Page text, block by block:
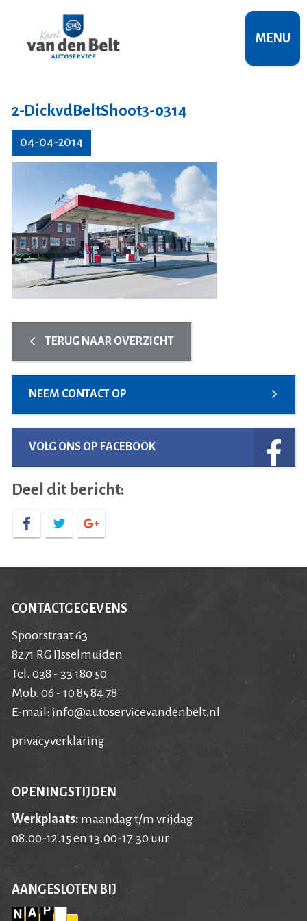
MENU
2-DickvdBeltShoot3-0314
04-04-2014
TERUG NAAR OVERZICHT
NEEM CONTACT OP
VOLG ONS OP FACEBOOK
Deel dit bericht:
CONTACTGEGEVENS
Spoorstraat 63
8271 RG IJsselmuiden
Tel. 038 - 33 180 50
Mob. 06 - 10 85 84 78
E-mail: info@autoservicevandenbelt.nl
privacyverklaring
OPENINGSTIJDEN
Werkplaats: maandag t/m vrijdag
08.00-12.15 en 13.00-17.30 uur
AANGESLOTEN BIJ